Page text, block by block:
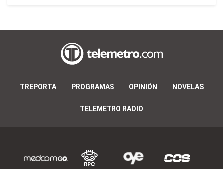
TREPORTA PROGRAMAS OPINIÓN NOVELAS
TELEMETRO RADIO